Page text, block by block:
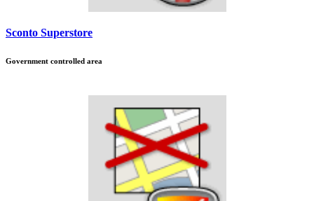
Sconto Superstore
Government controlled area